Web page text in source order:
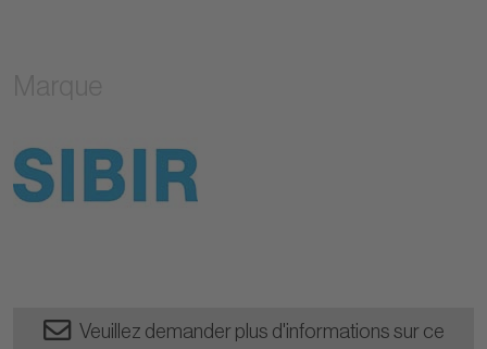
Veuillez demander plus d'informations sur ce